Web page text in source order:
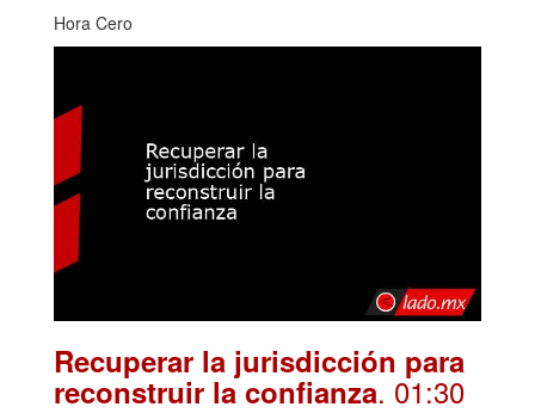
Hora Cero
Recuperar la jurisdicción para
reconstruir la confianza. 01:30